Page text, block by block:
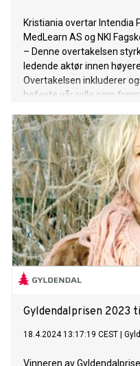
Kristiania overtar Intendia
MedLearn AS og NKI
– Denne overtakelsen
ledende aktør innen
Overtakelsen inkluderer
befeste vår rolle som
Gyldendalprisen 2023
18.4.2024 13:17:19 CEST
Vinneren av